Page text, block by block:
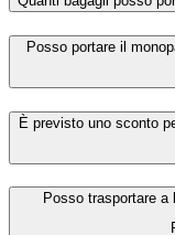
Posso portare il
È previsto uno sconto
Posso trasportare a